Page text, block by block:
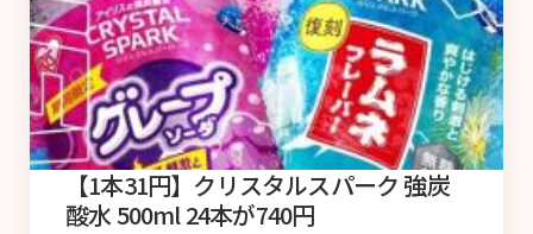
【1本31円】クリスタルスパーク 強炭
酸水 500ml 24本が740円